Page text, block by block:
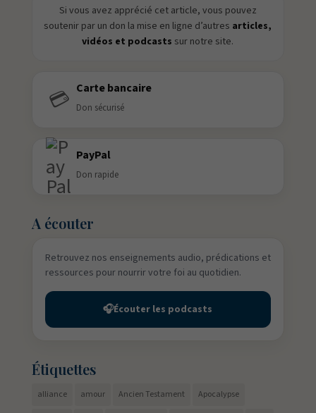
Si vous avez apprécié cet article, vous pouvez
soutenir par un don la mise en ligne d’autres articles,
vidéos et podcasts sur notre site.
💳 Carte bancaire
Don sécurisé
PayPal
Don rapide
A écouter
Retrouvez nos enseignements audio, prédications et
ressources pour nourrir votre foi au quotidien.
🎧Écouter les podcasts
Étiquettes
alliance amour Ancien Testament Apocalypse